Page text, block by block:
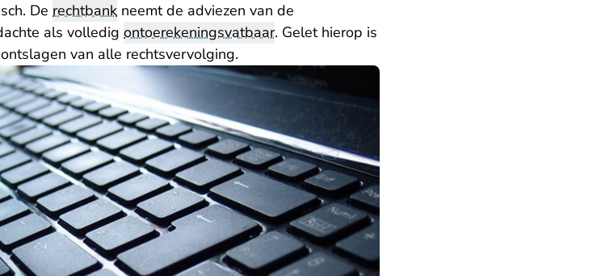
De rechtbank neemt de adviezen van de
als volledig ontoerekeningsvatbaar. Gelet hierop is
van alle rechtsvervolging.